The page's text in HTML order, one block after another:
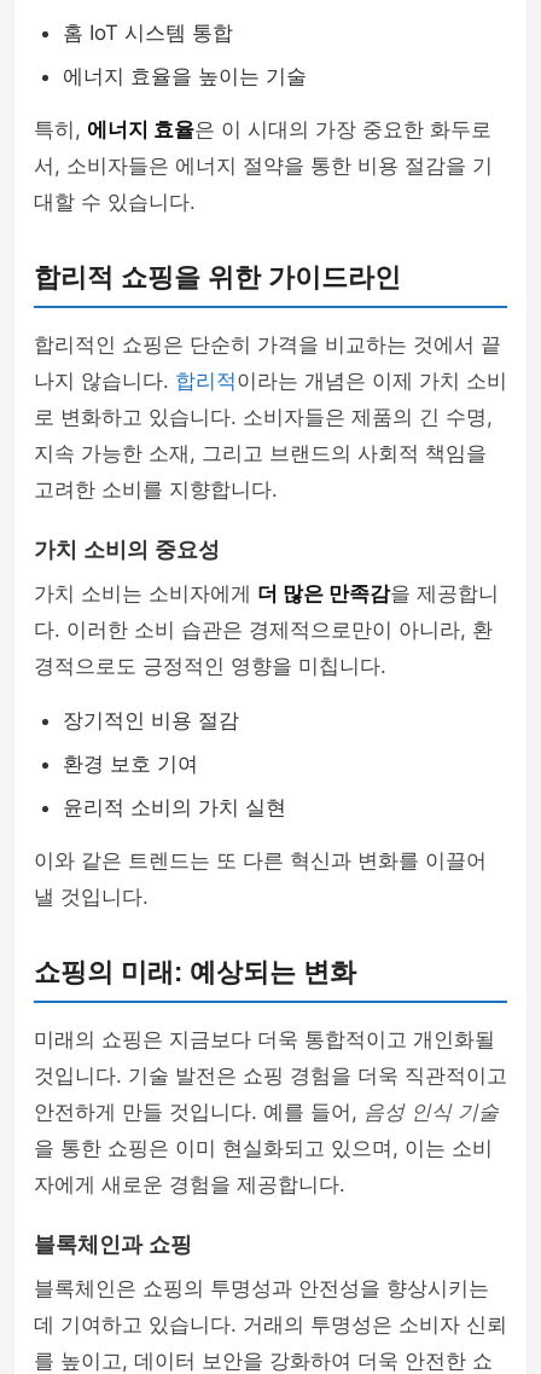
홈 IoT 시스템 통합
에너지 효율을 높이는 기술
특히, 에너지 효율은 이 시대의 가장 중요한 화두로
서, 소비자들은 에너지 절약을 통한 비용 절감을 기
대할 수 있습니다.
합리적 쇼핑을 위한 가이드라인
합리적인 쇼핑은 단순히 가격을 비교하는 것에서 끝
나지 않습니다. 합리적이라는 개념은 이제 가치 소비
로 변화하고 있습니다. 소비자들은 제품의 긴 수명,
지속 가능한 소재, 그리고 브랜드의 사회적 책임을
고려한 소비를 지향합니다.
가치 소비의 중요성
가치 소비는 소비자에게 더 많은 만족감을 제공합니
다. 이러한 소비 습관은 경제적으로만이 아니라, 환
경적으로도 긍정적인 영향을 미칩니다.
장기적인 비용 절감
환경 보호 기여
윤리적 소비의 가치 실현
이와 같은 트렌드는 또 다른 혁신과 변화를 이끌어
낼 것입니다.
쇼핑의 미래: 예상되는 변화
미래의 쇼핑은 지금보다 더욱 통합적이고 개인화될
것입니다. 기술 발전은 쇼핑 경험을 더욱 직관적이고
안전하게 만들 것입니다. 예를 들어, 음성 인식 기술
을 통한 쇼핑은 이미 현실화되고 있으며, 이는 소비
자에게 새로운 경험을 제공합니다.
블록체인과 쇼핑
블록체인은 쇼핑의 투명성과 안전성을 향상시키는
데 기여하고 있습니다. 거래의 투명성은 소비자 신뢰
를 높이고, 데이터 보안을 강화하여 더욱 안전한 쇼